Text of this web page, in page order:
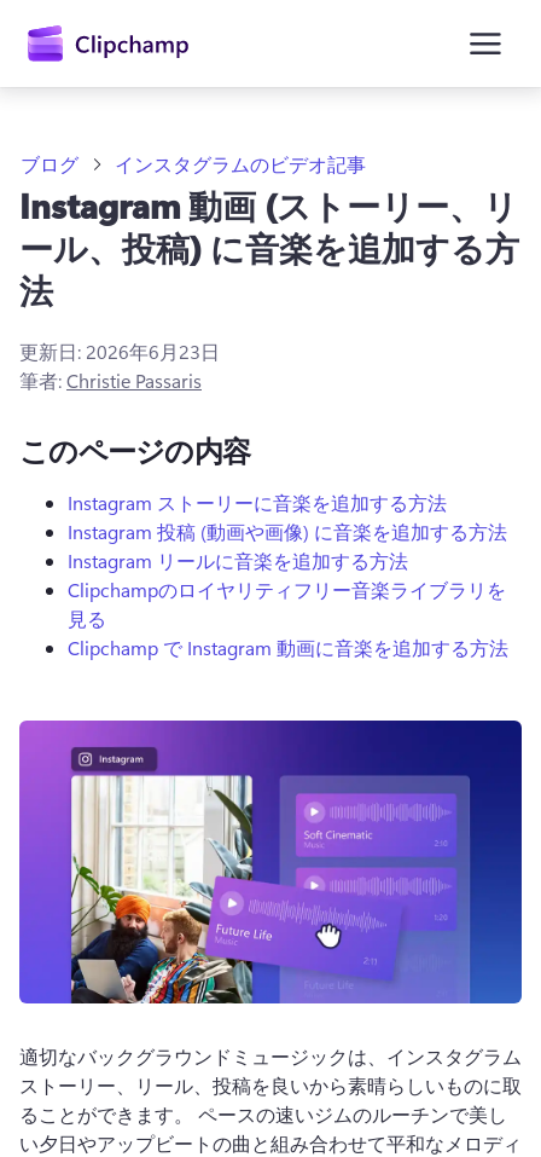
テ
ブログ インスタグラムのビデオ記事
Instagram 動画 (ストーリー、リ
ール、投稿) に音楽を追加する方
法
更新日: 2026年6月23日
筆者:Christie Passaris
このページの内容
Instagram ストーリーに音楽を追加する方法
Instagram 投稿 (動画や画像) に音楽を追加する方法
Instagram リールに音楽を追加する方法
Clipchampのロイヤリティフリー音楽ライブラリを
見る
Clipchamp で Instagram 動画に音楽を追加する方法
適切なバックグラウンドミュージックは、インスタグラム
ストーリー、リール、投稿を良いから素晴らしいものに取
ることができます。 ペースの速いジムのルーチンで美し
い夕日やアップビートの曲と組み合わせて平和なメロディ